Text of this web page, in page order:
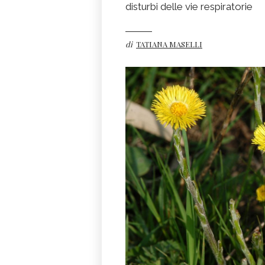
disturbi delle vie respiratorie
di TATIANA MASELLI